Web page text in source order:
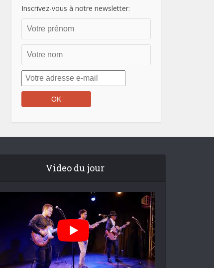
Inscrivez-vous à notre newsletter:
Video du jour